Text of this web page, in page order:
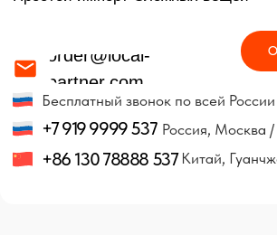
+86 130 78888 537
+7 919 9999 537
8 800 5056 537
Китай, Гуанчжоу / WeChat
Россия, Москва / WhatsApp
Отследить заказ